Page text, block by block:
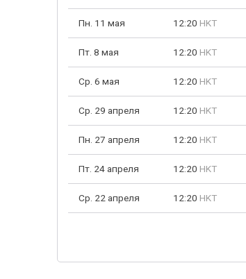
Пн. 11 мая 12:20 HKT
Пт. 8 мая 12:20 HKT
Ср. 6 мая 12:20 HKT
Ср. 29 апреля 12:20 HKT
Пн. 27 апреля 12:20 HKT
Пт. 24 апреля 12:20 HKT
Ср. 22 апреля 12:20 HKT